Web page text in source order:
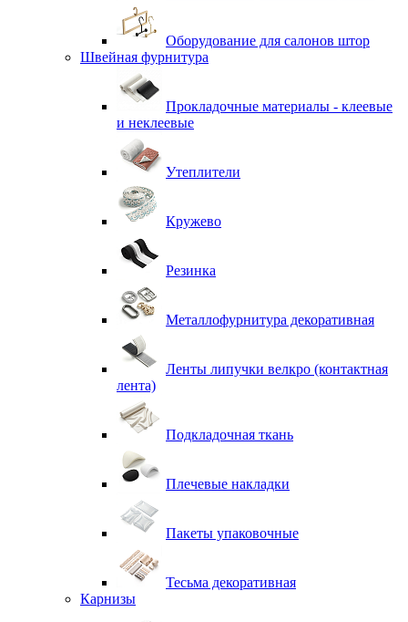
Оборудование для салонов штор
Швейная фурнитура
Прокладочные материалы - клеевые
и неклеевые
Утеплители
Кружево
Резинка
Металлофурнитура декоративная
Ленты липучки велкро (контактная
лента)
Подкладочная ткань
Плечевые накладки
Пакеты упаковочные
Тесьма декоративная
Карнизы